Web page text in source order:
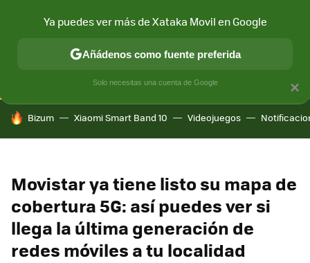
CONECTIVIDAD MÓVIL Y SOCIEDAD APLICACIONES
HOY SE HABLA DE
Bizum Xiaomi Smart Band 10 Videojuegos
Movistar ya tiene listo su mapa de
cobertura 5G: así puedes ver si
llega la última generación de
redes móviles a tu localidad
×
Ya puedes ver más de Xataka Movil en Google
Añádenos como fuente preferida
Solo necesitas una cuenta de Google